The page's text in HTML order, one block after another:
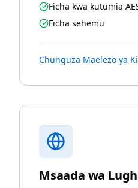
Ficha kwa kutumia
Ficha sehemu
Chunguza Maelezo ya
Msaada wa